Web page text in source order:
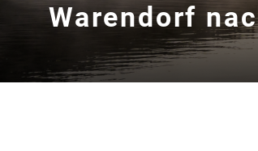
Warendorf